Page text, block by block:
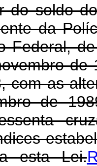
do soldo
da
Federal,
de
com as
de
esta Lei.